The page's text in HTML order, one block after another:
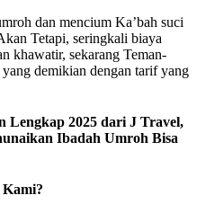
dan mencium Ka’bah suci
Tetapi, seringkali biaya
khawatir, sekarang Teman-
demikian dengan tarif yang
Lengkap 2025 dari J Travel,
Ibadah Umroh Bisa